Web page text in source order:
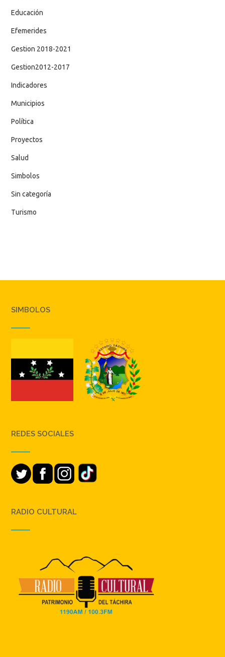
Educación
Efemerides
Gestion 2018-2021
Gestion2012-2017
Indicadores
Municipios
Política
Proyectos
Salud
Simbolos
Sin categoría
Turismo
SIMBOLOS
REDES SOCIALES
RADIO CULTURAL